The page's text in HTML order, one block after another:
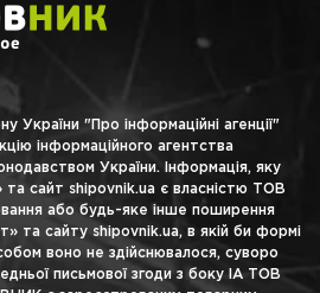
України "Про інформаційні агенції"
інформаційного агентства
України. Інформація, яку
та сайт shipovnik.ua є власністю ТОВ
або будь-яке інше поширення
та сайту shipovnik.ua, в якій би формі
воно не здійснювалося, суворо
письмової згоди з боку ІА ТОВ